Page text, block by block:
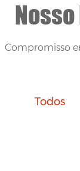
Compromisso
Todos